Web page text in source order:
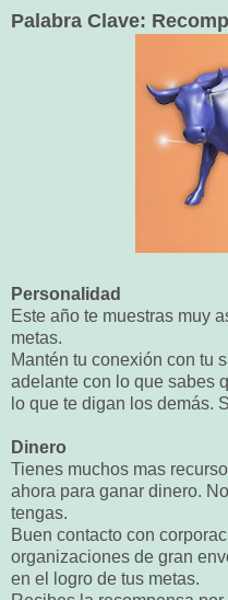
Palabra Clave:
Personalidad
Este año te muestras muy
metas.
Mantén tu conexión con tu
adelante con lo que sabes
lo que te digan los demás.
Dinero
Tienes muchos mas
ahora para ganar dinero.
tengas.
Buen contacto con
organizaciones de gran
en el logro de tus metas.